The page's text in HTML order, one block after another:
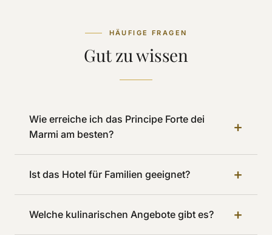
HÄUFIGE FRAGEN
Gut zu wissen
Wie erreiche ich das Principe Forte dei
Marmi am besten?
+
Ist das Hotel für Familien geeignet? +
Welche kulinarischen Angebote gibt es? +